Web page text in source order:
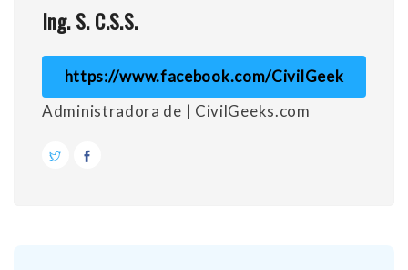
Ing. S. C.S.S.
https://www.facebook.com/CivilGeek
Administradora de | CivilGeeks.com